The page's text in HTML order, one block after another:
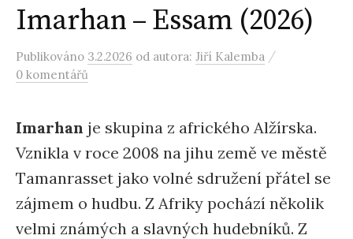
Imarhan – Essam (2026)
Publikováno 3.2.2026 od autora: Jiří Kalemba /
0 komentářů
Imarhan je skupina z afrického Alžírska.
Vznikla v roce 2008 na jihu země ve městě
Tamanrasset jako volné sdružení přátel se
zájmem o hudbu. Z Afriky pochází několik
velmi známých a slavných hudebníků. Z